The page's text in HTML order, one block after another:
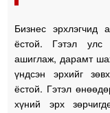
Бизнес эрхлэгчид
ёстой. Гэтэл улс
ашиглаж, дарамт
үндсэн эрхийг
ёстой. Гэтэл
хүний эрх